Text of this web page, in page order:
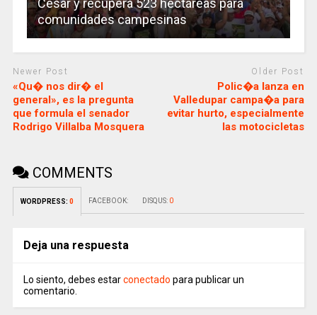
Cesar y recupera 523 hectáreas para
comunidades campesinas
Newer Post
«Qu� nos dir� el
general», es la pregunta
que formula el senador
Rodrigo Villalba Mosquera
Older Post
Polic�a lanza en
Valledupar campa�a para
evitar hurto, especialmente
las motocicletas
COMMENTS
WORDPRESS: 0 FACEBOOK: DISQUS: 0
Deja una respuesta
Lo siento, debes estarconectado para publicar un
comentario.